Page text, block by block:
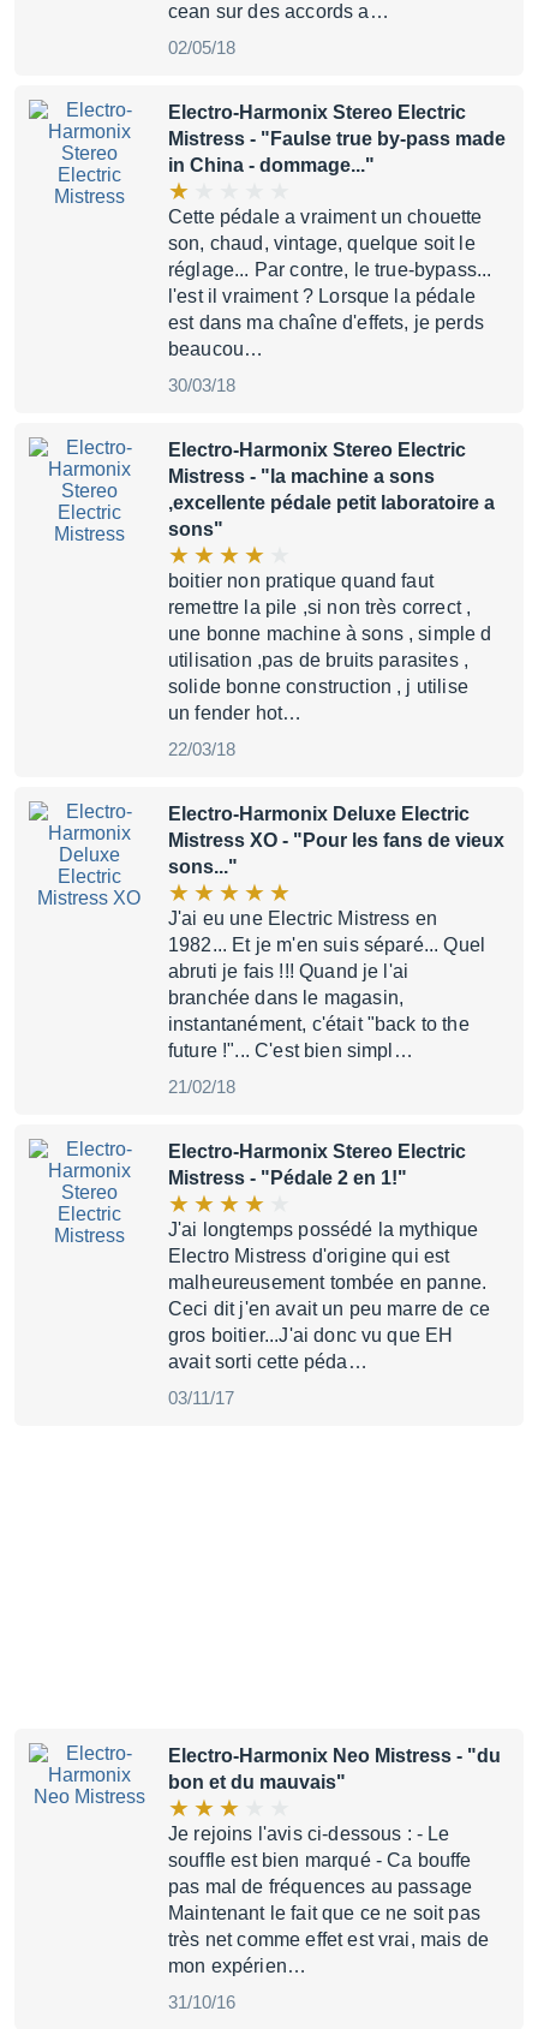
cean sur des accords a…
02/05/18
Electro-Harmonix Stereo Electric
Mistress - "Faulse true by-pass made
in China - dommage..."
Cette pédale a vraiment un chouette
son, chaud, vintage, quelque soit le
réglage... Par contre, le true-bypass...
l'est il vraiment ? Lorsque la pédale
est dans ma chaîne d'effets, je perds
beaucou…
30/03/18
Electro-Harmonix Stereo Electric
Mistress - "la machine a sons
,excellente pédale petit laboratoire a
sons"
boitier non pratique quand faut
remettre la pile ,si non très correct ,
une bonne machine à sons , simple d
utilisation ,pas de bruits parasites ,
solide bonne construction , j utilise
un fender hot…
22/03/18
Electro-Harmonix Deluxe Electric
Mistress XO - "Pour les fans de vieux
sons..."
J'ai eu une Electric Mistress en
1982... Et je m'en suis séparé... Quel
abruti je fais !!! Quand je l'ai
branchée dans le magasin,
instantanément, c'était "back to the
future !"... C'est bien simpl…
21/02/18
Electro-Harmonix Stereo Electric
Mistress - "Pédale 2 en 1!"
J'ai longtemps possédé la mythique
Electro Mistress d'origine qui est
malheureusement tombée en panne.
Ceci dit j'en avait un peu marre de ce
gros boitier...J'ai donc vu que EH
avait sorti cette péda…
03/11/17
Electro-Harmonix Neo Mistress - "du
bon et du mauvais"
Je rejoins l'avis ci-dessous : - Le
souffle est bien marqué - Ca bouffe
pas mal de fréquences au passage
Maintenant le fait que ce ne soit pas
très net comme effet est vrai, mais de
mon expérien…
31/10/16